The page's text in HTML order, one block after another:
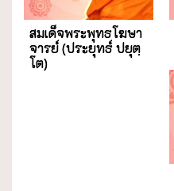
สมเด็จพระพุทธโฆษา
จารย์ (ประยุทธ์ ปยุตฺ
โต)